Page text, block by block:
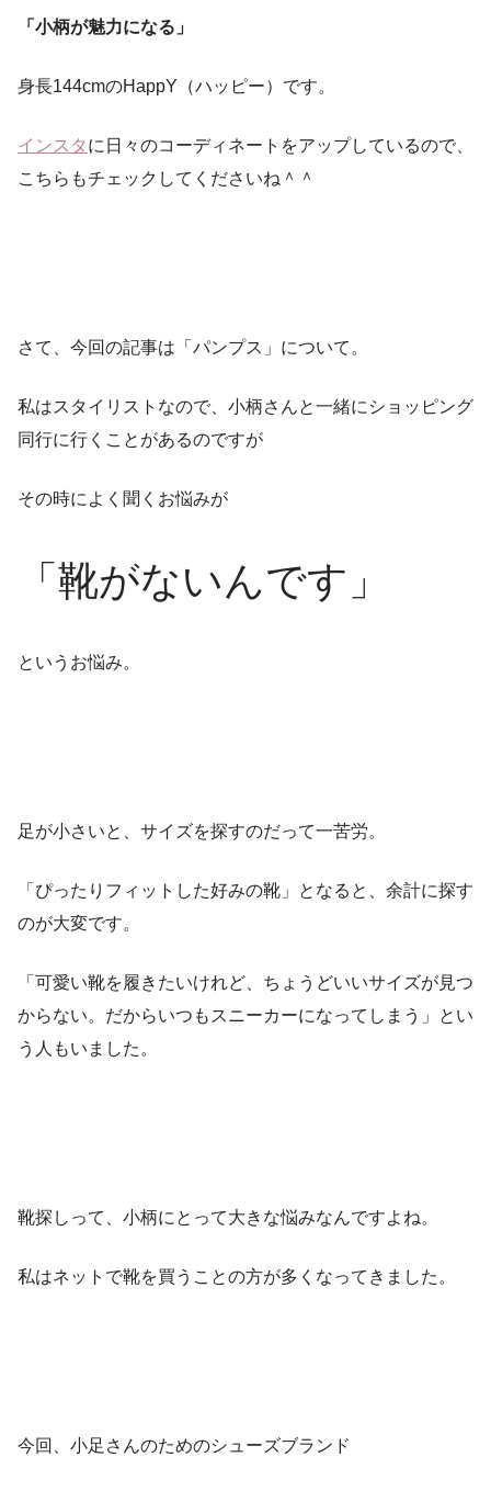
「小柄が魅力になる」
身長144cmのHappY（ハッピー）です。
インスタ に日々のコーディネートをアップしているので、
こちらもチェックしてくださいね＾＾
さて、今回の記事は「パンプス」について。
私はスタイリストなので、小柄さんと一緒にショッピング
同行に行くことがあるのですが
その時によく聞くお悩みが
「靴がないんです」
というお悩み。
足が小さいと、サイズを探すのだって一苦労。
「ぴったりフィットした好みの靴」となると、余計に探す
のが大変です。
「可愛い靴を履きたいけれど、ちょうどいいサイズが見つ
からない。だからいつもスニーカーになってしまう」とい
う人もいました。
靴探しって、小柄にとって大きな悩みなんですよね。
私はネットで靴を買うことの方が多くなってきました。
今回、小足さんのためのシューズブランド